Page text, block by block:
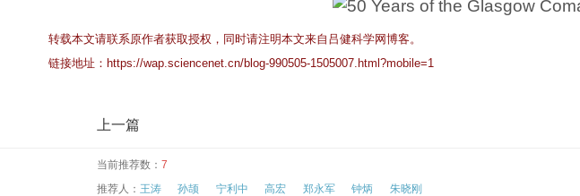
转载本文请联系原作者获取授权，同时请注明本文来自吕健科学网博客。
链接地址： https://wap.sciencenet.cn/blog-990505-1505007.html?mobile=1
上一篇
当前推荐数： 7
推荐人： 王涛 孙颉 宁利中 高宏 郑永军 钟炳 朱晓刚